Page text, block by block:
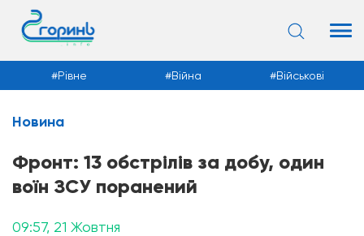
Новини
Рівне Війна Військові
Новина
Фронт: 13 обстрілів за добу, один
воїн ЗСУ поранений
09:57, 21 Жовтня